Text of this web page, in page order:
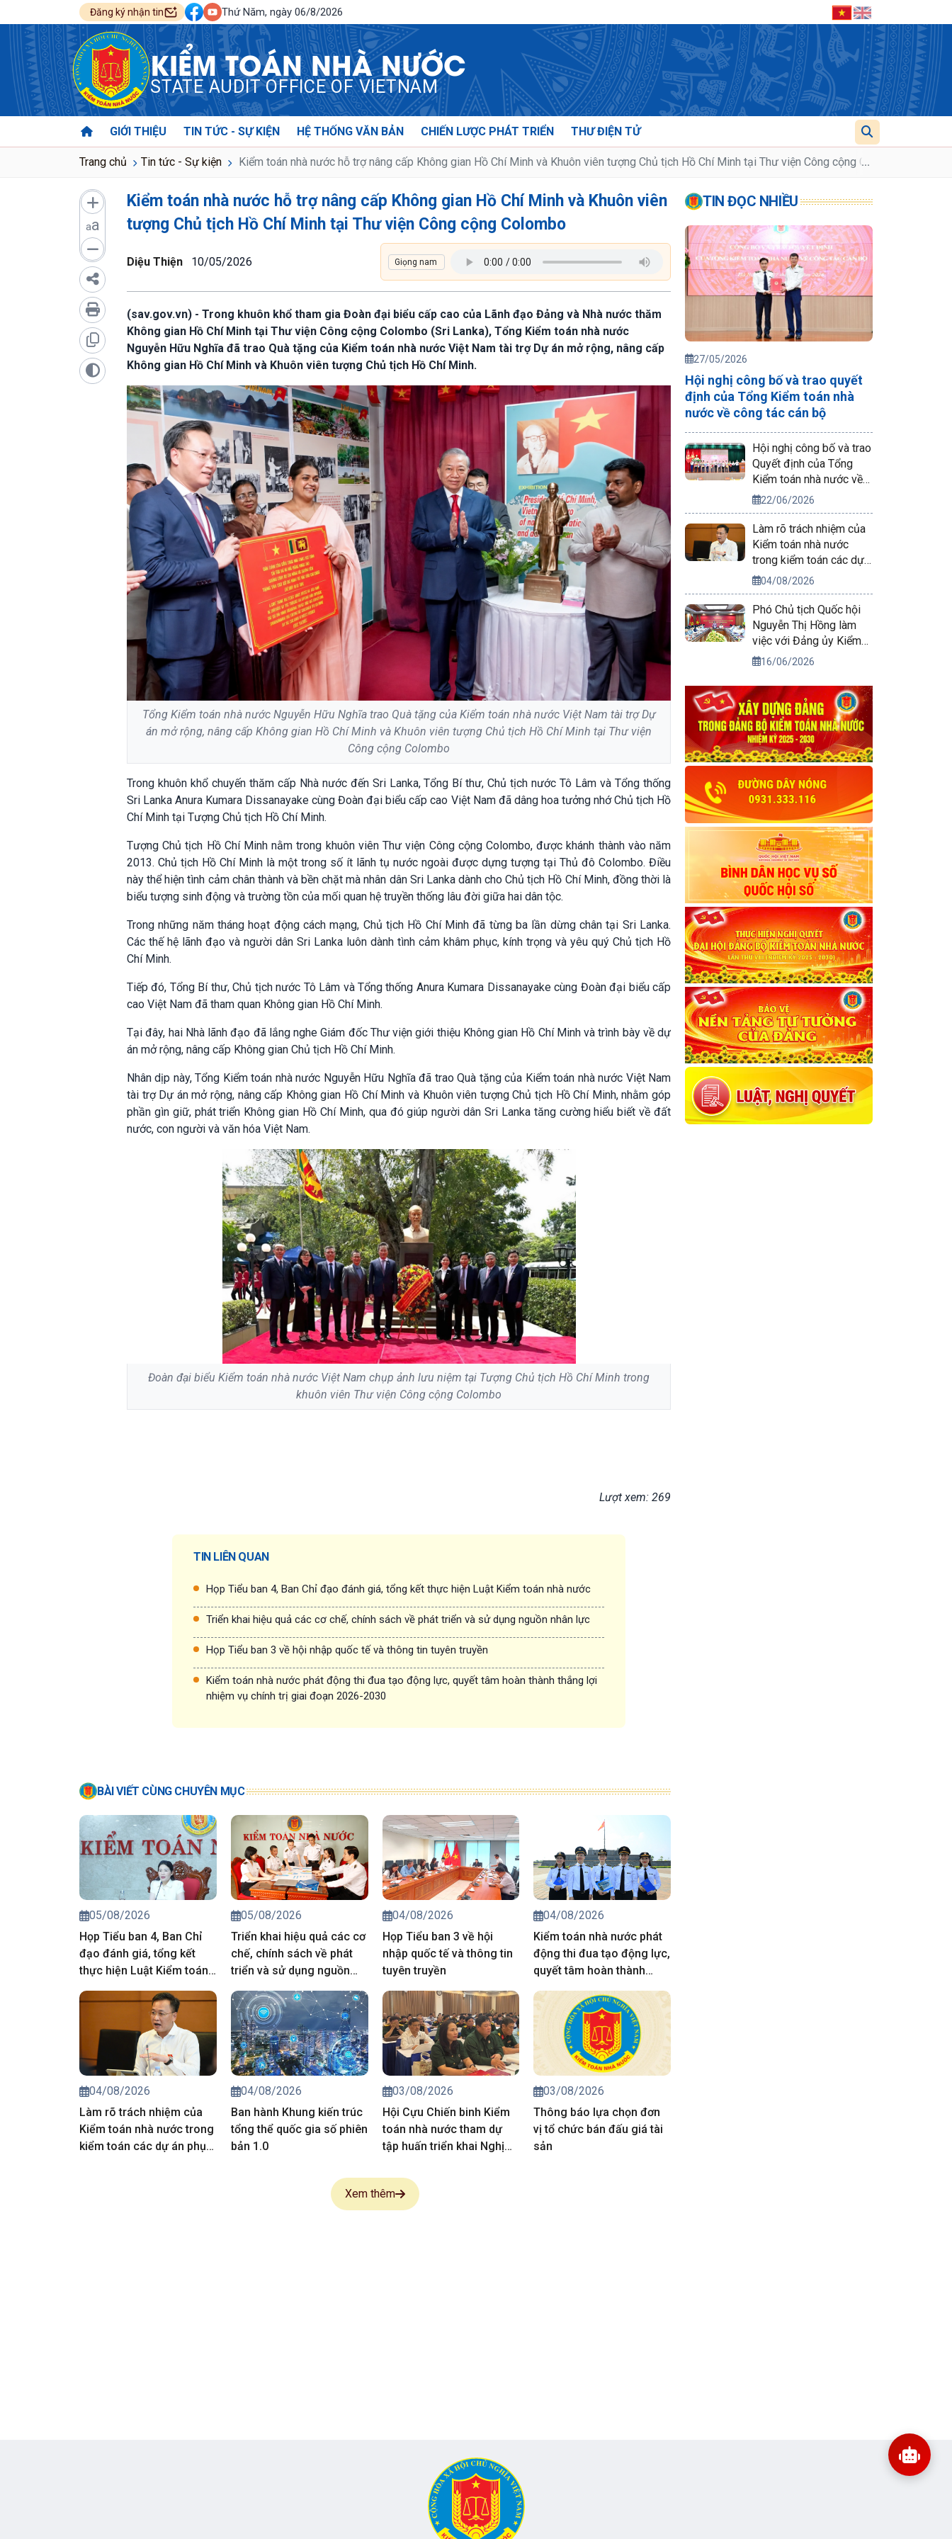
Đăng ký nhận tin Thứ Năm, ngày 06/8/2026
KIỂM TOÁN NHÀ NƯỚC
STATE AUDIT OFFICE OF VIETNAM
GIỚI THIỆU TIN TỨC - SỰ KIỆN HỆ THỐNG VĂN BẢN CHIẾN LƯỢC PHÁT TRIỂN THƯ ĐIỆN TỬ
Trang chủ Tin tức - Sự kiện Kiểm toán nhà nước hỗ trợ nâng cấp Không gian Hồ Chí Minh và Khuôn viên tượng Chủ tịch Hồ Chí Minh tại Thư viện Công cộng Colombo
...
aa
Kiểm toán nhà nước hỗ trợ nâng cấp Không gian Hồ Chí Minh và Khuôn viên
tượng Chủ tịch Hồ Chí Minh tại Thư viện Công cộng Colombo
Diệu Thiện 10/05/2026
(sav.gov.vn) - Trong khuôn khổ tham gia Đoàn đại biểu cấp cao của Lãnh đạo Đảng và Nhà nước thăm
Không gian Hồ Chí Minh tại Thư viện Công cộng Colombo (Sri Lanka), Tổng Kiểm toán nhà nước
Nguyễn Hữu Nghĩa đã trao Quà tặng của Kiểm toán nhà nước Việt Nam tài trợ Dự án mở rộng, nâng cấp
Không gian Hồ Chí Minh và Khuôn viên tượng Chủ tịch Hồ Chí Minh.
Tổng Kiểm toán nhà nước Nguyễn Hữu Nghĩa trao Quà tặng của Kiểm toán nhà nước Việt Nam tài trợ Dự
án mở rộng, nâng cấp Không gian Hồ Chí Minh và Khuôn viên tượng Chủ tịch Hồ Chí Minh tại Thư viện
Công cộng Colombo
Trong khuôn khổ chuyến thăm cấp Nhà nước đến Sri Lanka, Tổng Bí thư, Chủ tịch nước Tô Lâm và Tổng thống
Sri Lanka Anura Kumara Dissanayake cùng Đoàn đại biểu cấp cao Việt Nam đã dâng hoa tưởng nhớ Chủ tịch Hồ
Chí Minh tại Tượng Chủ tịch Hồ Chí Minh.
Tượng Chủ tịch Hồ Chí Minh nằm trong khuôn viên Thư viện Công cộng Colombo, được khánh thành vào năm
2013. Chủ tịch Hồ Chí Minh là một trong số ít lãnh tụ nước ngoài được dựng tượng tại Thủ đô Colombo. Điều
này thể hiện tình cảm chân thành và bền chặt mà nhân dân Sri Lanka dành cho Chủ tịch Hồ Chí Minh, đồng thời là
biểu tượng sinh động và trường tồn của mối quan hệ truyền thống lâu đời giữa hai dân tộc.
Trong những năm tháng hoạt động cách mạng, Chủ tịch Hồ Chí Minh đã từng ba lần dừng chân tại Sri Lanka.
Các thế hệ lãnh đạo và người dân Sri Lanka luôn dành tình cảm khâm phục, kính trọng và yêu quý Chủ tịch Hồ
Chí Minh.
Tiếp đó, Tổng Bí thư, Chủ tịch nước Tô Lâm và Tổng thống Anura Kumara Dissanayake cùng Đoàn đại biểu cấp
cao Việt Nam đã tham quan Không gian Hồ Chí Minh.
Tại đây, hai Nhà lãnh đạo đã lắng nghe Giám đốc Thư viện giới thiệu Không gian Hồ Chí Minh và trình bày về dự
án mở rộng, nâng cấp Không gian Chủ tịch Hồ Chí Minh.
Nhân dịp này, Tổng Kiểm toán nhà nước Nguyễn Hữu Nghĩa đã trao Quà tặng của Kiểm toán nhà nước Việt Nam
tài trợ Dự án mở rộng, nâng cấp Không gian Hồ Chí Minh và Khuôn viên tượng Chủ tịch Hồ Chí Minh, nhằm góp
phần gìn giữ, phát triển Không gian Hồ Chí Minh, qua đó giúp người dân Sri Lanka tăng cường hiểu biết về đất
nước, con người và văn hóa Việt Nam.
Đoàn đại biểu Kiểm toán nhà nước Việt Nam chụp ảnh lưu niệm tại Tượng Chủ tịch Hồ Chí Minh trong
khuôn viên Thư viện Công cộng Colombo
Lượt xem: 269
TIN LIÊN QUAN
Họp Tiểu ban 4, Ban Chỉ đạo đánh giá, tổng kết thực hiện Luật Kiểm toán nhà nước
Triển khai hiệu quả các cơ chế, chính sách về phát triển và sử dụng nguồn nhân lực
Họp Tiểu ban 3 về hội nhập quốc tế và thông tin tuyên truyền
Kiểm toán nhà nước phát động thi đua tạo động lực, quyết tâm hoàn thành thắng lợi
nhiệm vụ chính trị giai đoạn 2026-2030
BÀI VIẾT CÙNG CHUYÊN MỤC
05/08/2026
Họp Tiểu ban 4, Ban Chỉ
đạo đánh giá, tổng kết
thực hiện Luật Kiểm toán
nhà nước
05/08/2026
Triển khai hiệu quả các cơ
chế, chính sách về phát
triển và sử dụng nguồn
nhân lực
04/08/2026
Họp Tiểu ban 3 về hội
nhập quốc tế và thông tin
tuyên truyền
04/08/2026
Kiểm toán nhà nước phát
động thi đua tạo động lực,
quyết tâm hoàn thành
thắng lợi nhiệm vụ chính
trị giai đoạn 2026-2030
04/08/2026
Làm rõ trách nhiệm của
Kiểm toán nhà nước trong
kiểm toán các dự án phục
04/08/2026
Ban hành Khung kiến trúc
tổng thể quốc gia số phiên
bản 1.0
03/08/2026
Hội Cựu Chiến binh Kiểm
toán nhà nước tham dự
tập huấn triển khai Nghị
Nam lần thứ VIII
03/08/2026
Thông báo lựa chọn đơn
vị tổ chức bán đấu giá tài
sản
Xem thêm
TIN ĐỌC NHIỀU
27/05/2026
Hội nghị công bố và trao quyết
định của Tổng Kiểm toán nhà
nước về công tác cán bộ
Hội nghị công bố và trao
Quyết định của Tổng
Kiểm toán nhà nước về
công tác cán bộ
22/06/2026
Làm rõ trách nhiệm của
Kiểm toán nhà nước
trong kiểm toán các dự
án phục vụ APEC 2027
04/08/2026
Phó Chủ tịch Quốc hội
Nguyễn Thị Hồng làm
việc với Đảng ủy Kiểm
toán nhà nước
16/06/2026